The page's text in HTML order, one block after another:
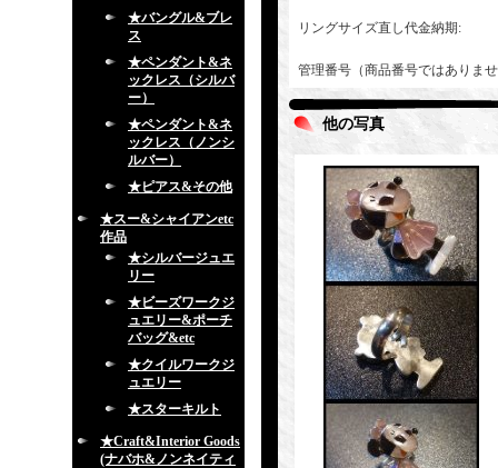
★バングル&ブレ
ス
★ペンダント&ネ
ックレス（シルバ
ー）
★ペンダント&ネ
ックレス（ノンシ
ルバー）
★ピアス&その他
★スー&シャイアンetc
作品
★シルバージュエ
リー
★ビーズワークジ
ュエリー&ポーチ
バッグ&etc
★クイルワークジ
ュエリー
★スターキルト
★Craft&Interior Goods
(ナバホ&ノンネイティ
リングサイズ直し代金納期:
管理番号（商品番号ではありま
他の写真